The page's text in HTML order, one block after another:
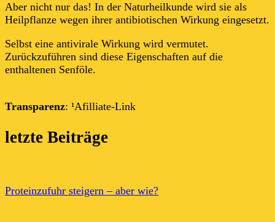
Aber nicht nur das! In der Naturheilkunde wird sie als
Heilpflanze wegen ihrer antibiotischen Wirkung eingesetzt.
Selbst eine antivirale Wirkung wird vermutet.
Zurückzuführen sind diese Eigenschaften auf die
enthaltenen Senföle.
Transparenz: ¹Afilliate-Link
letzte Beiträge
Proteinzufuhr steigern – aber wie?